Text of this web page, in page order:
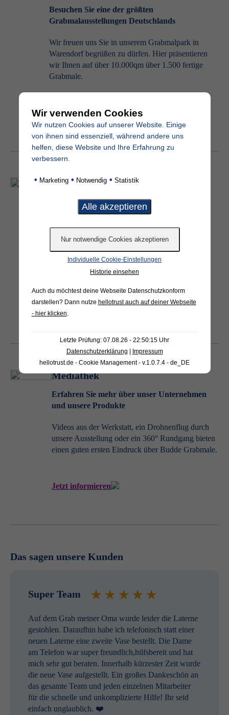
Besuchen Sie eine der größten
Grabmalausstellungen Deutschlands
Wir freuen uns Sie in unserem Grabmalpark in
Warendorf begrüßen zu dürfen. Hier präsentieren
wir Ihnen auf über 10.000qm über 1.500 fertige
Grabmale.
Ausstellung erkunden
Grabmal Produkte
Sie möchten bereits vor einem Besuch einen
kleinen Eindruck unserer Grabmale erhalten?
Auf unserer Website finden Sie verschiedenste
Grabmale, Grabschmuck und Schriftmuster. Ein
Grabmal gefällt Ihnen direkt? Dann nutzen Sie
unsere Online-Anfrage.
Grabmale entdecken
Mediathek
Erfahren Sie mehr über unser Unternehmen
und unsere Produkte
Videos aus der Werkstatt, ein Drohnenflug durch
unsere Ausstellung oder ein 360° Rundgang bieten
einen guten ersten Eindruck über Budde Grabmale.
Jetzt informieren
Das sagen unsere Kunden
Super Team
Auf dem Grab meiner Oma wurde leider die Laterne
gestohlen. Daraufhin habe ich telefonisch statt einer
neuen Laterne eine zweite Vase bestellt. Die Dame
am Telefon war super freundlich,hilfsbereit und hat
mich sehr gut beraten. Innerhalb kürzester Zeit wurde
die neue Vase aufgestellt. Ein großes Dankeschön an
das gesamte Team und jeden einzelnen Mitarbeiter
für die schnelle und unkomplizierte Hilfe! Ihr seid
einfach unglaublich. ❤️
Wir verwenden Cookies
Wir nutzen Cookies auf unserer Website. Einige
von ihnen sind essenziell, während andere uns
helfen, diese Website und Ihre Erfahrung zu
verbessern.
• Marketing • Notwendig • Statistik
Individuelle Cookie-Einstellungen
Historie einsehen
Auch du möchtest deine Webseite Datenschutzkonform
darstellen? Dann nutze hellotrust auch auf deiner Webseite
- hier klicken.
Letzte Prüfung: 07.08.26 - 22:50:15 Uhr
Datenschutzerklärung
Impressum
hellotrust.de - Cookie Management - v.1.0.7.4 - de_DE